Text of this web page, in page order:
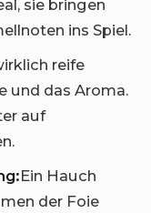
sie bringen
ins Spiel.
reife
und das Aroma.
auf
Ein Hauch
der Foie